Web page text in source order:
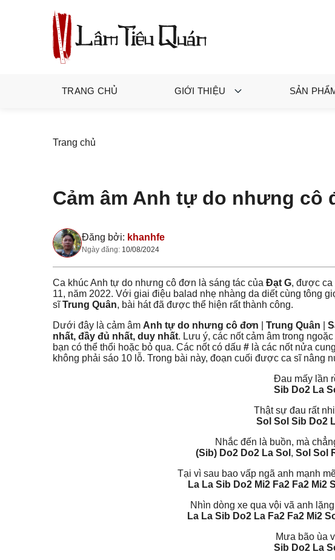
TRANG CHỦ GIỚI THIỆU SẢN
Trang chủ
Cảm âm Anh tự do nhưng cô
Đăng bởi: khanhfe
Ngày đăng: 10/08/2024
Ca khúc Anh tự do nhưng cô đơn là sáng tác của Đạt G, được ca
11, năm 2022. Với giai điệu balad nhẹ nhàng da diết cùng tông
sĩTrung Quân, bài hát đã được thể hiện rất thành công.
Dưới đây là cảm âm Anh tự do nhưng cô đơn Trung Quân
nhất, đầy đủ nhất, duy nhất. Lưu ý, các nốt cảm âm trong
bạn có thể thổi hoặc bỏ qua. Các nốt có dấu # là các nốt nửa
không phải sáo 10 lỗ. Trong bài này, đoạn cuối được ca sĩ nâng
Đau mấy lần
Sib Do2 La
Thật sự đau rất
Sol Sol Sib Do2
Nhắc đến là buồn, mà
(Sib) Do2 Do2 La Sol ,Sol Sol
Tại vì sau bao vấp ngã anh mạnh
La La Sib Do2 Mi2 Fa2 Fa2 Mi2
Nhìn dòng xe qua vội vã anh
La La Sib Do2 La Fa2 Fa2 Mi2
Mưa bão ùa
Sib Do2 La